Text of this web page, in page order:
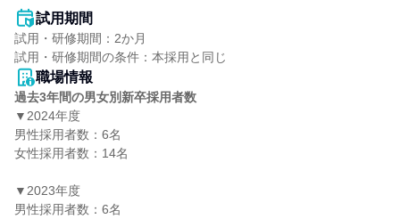
試用期間
試用・研修期間：2か月
職場情報
過去3年間の男女別新卒採用者数
▼2024年度
男性採用者数：6名
女性採用者数：14名
▼2023年度
男性採用者数：6名